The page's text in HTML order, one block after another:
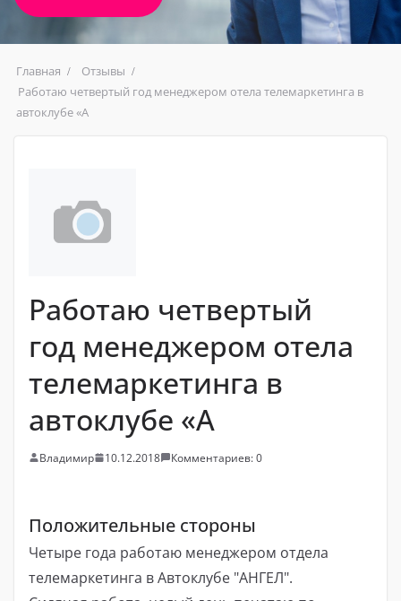
Главная
Отзывы
Работаю четвертый год менеджером отела телемаркетинга в
автоклубе «А
Работаю четвертый
год менеджером отела
телемаркетинга в
автоклубе «А
Владимир 10.12.2018 Комментариев: 0
Положительные стороны
Четыре года работаю менеджером отдела
телемаркетинга в Автоклубе "АНГЕЛ".